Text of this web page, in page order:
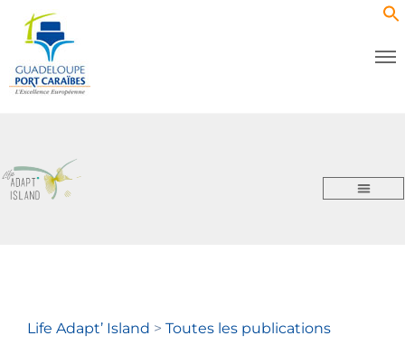
Life Adapt’ Island > Toutes les publications